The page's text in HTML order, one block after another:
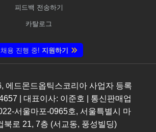
피드백 전송하기
카탈로그
채용 진행 중! 지원하기
, 에드몬드옵틱스코리아 사업자 등록
| 대표이사: 이준호 | 통신판매업
서울마포-0965호, 서울특별시 마
북로 21, 7층 (서교동, 풍성빌딩)